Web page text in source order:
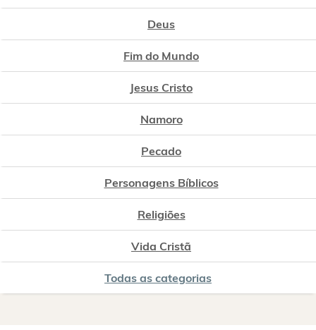
Deus
Fim do Mundo
Jesus Cristo
Namoro
Pecado
Personagens Bíblicos
Religiões
Vida Cristã
Todas as categorias